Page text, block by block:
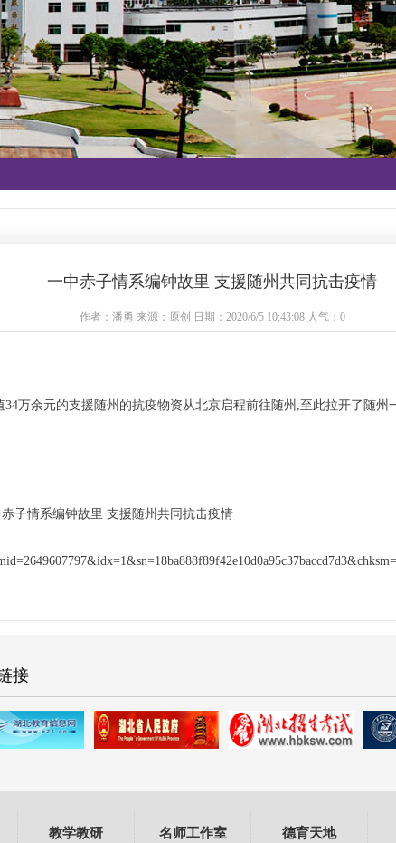
一中赤子情系编钟故里 支援随州共同抗击疫情
作者：潘勇 来源：原创 日期：2020/6/5 10:43:08 人气： 0
34万余元的支援随州的抗疫物资从北京启程前往随州,至此拉开了随
子情系编钟故里 支援随州共同抗击疫情
接
教学教研 名师工作室 德育天地